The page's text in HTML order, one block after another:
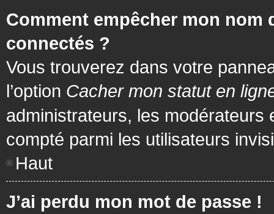
Comment empêcher mon nom
connectés ?
Vous trouverez dans votre
l’option Cacher mon statut en
administrateurs, les
compté parmi les utilisateurs
Haut
J’ai perdu mon mot de passe !